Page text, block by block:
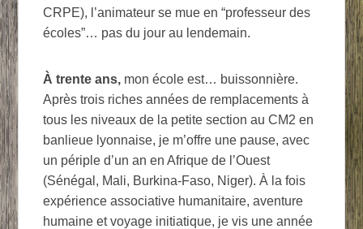
CRPE), l’animateur se mue en “professeur des
écoles”… pas du jour au lendemain.
À trente ans, mon école est… buissonnière.
Après trois riches années de remplacements à
tous les niveaux de la petite section au CM2 en
banlieue lyonnaise, je m’offre une pause, avec
un périple d’un an en Afrique de l’Ouest
(Sénégal, Mali, Burkina-Faso, Niger). À la fois
expérience associative humanitaire, aventure
humaine et voyage initiatique, je vis une année